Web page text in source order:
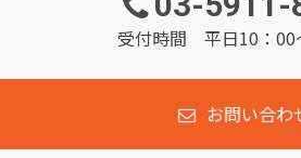
受付時間 平日10：00
お問い合わ